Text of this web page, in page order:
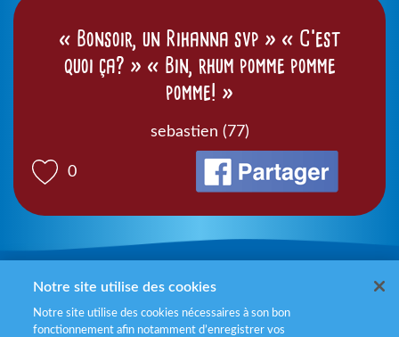
« Bonsoir, un Rihanna svp » « C’est
quoi ça? » « Bin, rhum pomme pomme
pomme! »
0
sebastien (77)
Mentions légales
Politiques de gestion des cookies
Notre site utilise des cookies
Notre site utilise des cookies nécessaires à son bon
fonctionnement afin notamment d’enregistrer vos